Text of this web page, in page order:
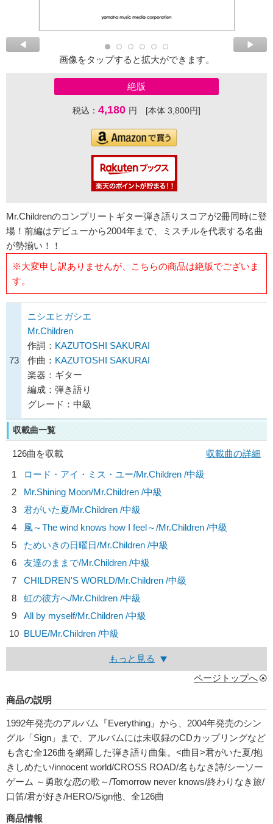
画像をタップすると拡大ができます。
絶版
税込： 4,180 円 [本体 3,800円]
Mr.Childrenのコンプリートギター弾き語りスコアが2冊同時に登
場！前編はデビューから2004年まで、ミスチルを代表する名曲
が勢揃い！！
※大変申し訳ありませんが、こちらの商品は絶版でございま
す。
73
ニシエヒガシエ
Mr.Children
作詞： KAZUTOSHI SAKURAI
作曲： KAZUTOSHI SAKURAI
楽器：ギター
編成：弾き語り
グレード：中級
収載曲一覧
126曲を収載
収載曲の詳細
1
ロード・アイ・ミス・ユー/Mr.Children /中級
2
Mr.Shining Moon/Mr.Children /中級
3
君がいた夏/Mr.Children /中級
4
風～The wind knows how I feel～/Mr.Children /中級
5
ためいきの日曜日/Mr.Children /中級
6
友達のままで/Mr.Children /中級
7
CHILDREN'S WORLD/Mr.Children /中級
8
虹の彼方へ/Mr.Children /中級
9
All by myself/Mr.Children /中級
10 BLUE/Mr.Children /中級
もっと見る
ページトップへ
商品の説明
1992年発売のアルバム『Everything』から、2004年発売のシン
グル「Sign」まで、アルバムには未収録のCDカップリングなど
も含む全126曲を網羅した弾き語り曲集。<曲目>君がいた夏/抱
きしめたい/innocent world/CROSS ROAD/名もなき詩/シーソー
ゲーム ～勇敢な恋の歌～/Tomorrow never knows/終わりなき旅/
口笛/君が好き/HERO/Sign他、全126曲
商品情報